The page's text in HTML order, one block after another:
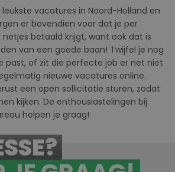
leukste vacatures in Noord-Holland en
er bovendien voor dat je per
betaald krijgt, want ook dat is
van een goede baan! Twijfel je nog
past, of zit die perfecte job er net niet
nieuwe vacatures online.
een open sollicitatie sturen, zodat
kijken. De enthousiastelingen bij
helpen je graag!